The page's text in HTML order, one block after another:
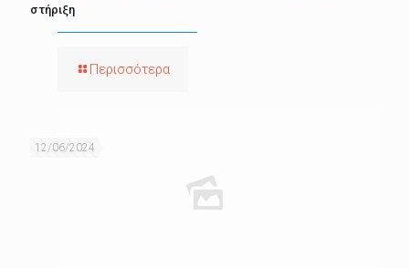
στήριξη
Περισσότερα
12/06/2024